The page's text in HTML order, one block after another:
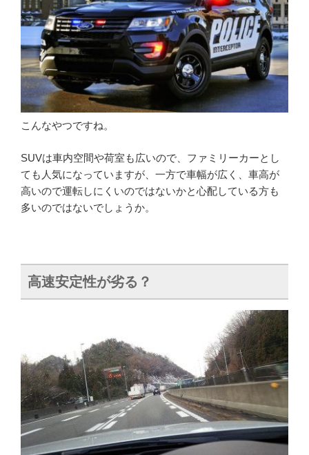
こんなやつですね。
SUVは車内空間や荷室も広いので、ファミリーカーとし
ても人気になっていますが、一方で車幅が広く、車高が
高いので運転しにくいのではないかと心配している方も
多いのではないでしょうか。
高速安定性が劣る？